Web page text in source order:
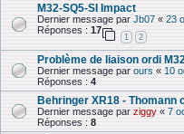
M32-SQ5-SI Impact
Dernier message par Jb07 « 23
Réponses : 17
1 2
Problème de liaison ordi
Dernier message par ours « 10
Réponses : 4
Behringer XR18 -
Dernier message par ziggy « 7
Réponses : 8